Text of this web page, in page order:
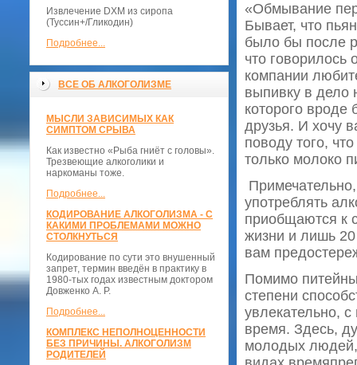
Извлечение DXM из сиропа
(Туссин+/Гликодин)
Подробнее...
ВСЕ ОБ АЛКОГОЛИЗМЕ
МЫСЛИ ЗАВИСИМЫХ КАК
СИМПТОМ СРЫВА
Как известно «Рыба гниёт с головы».
Трезвеющие алкоголики и
наркоманы тоже.
Подробнее...
КОДИРОВАНИЕ АЛКОГОЛИЗМА - С
КАКИМИ ПРОБЛЕМАМИ МОЖНО
СТОЛКНУТЬСЯ
Кодирование по сути это внушенный
запрет, термин введён в практику в
1980-тых годах известным доктором
Довженко А. Р.
Подробнее...
КОМПЛЕКС НЕПОЛНОЦЕННОСТИ
БЕЗ ПРИЧИНЫ. АЛКОГОЛИЗМ
РОДИТЕЛЕЙ
«Обмывание
Бывает, что
было бы после
что говорилось
компании
выпивку в дело
которого
друзья. И хочу
поводу того,
только молоко
употреблять
приобщаются к
жизни и лишь 20
вам
Помимо
степени
увлекательно,
время. Здесь,
молодых людей,